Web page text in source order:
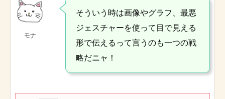
モナ
そういう時は画像やグラフ、最悪
ジェスチャーを使って目で見える
形で伝えるって言うのも一つの戦
略だニャ！